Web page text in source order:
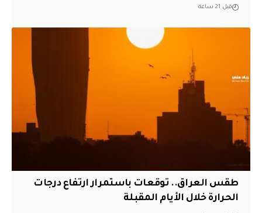
قبل 21 ساعة
طقس العراق.. توقعات باستمرار ارتفاع درجات
الحرارة خلال الأيام المقبلة